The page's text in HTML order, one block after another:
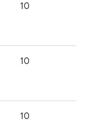
10
10
10